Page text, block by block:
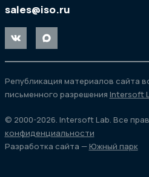
sales@iso.ru
Републикация материалов сайта
письменного разрешения Intersoft
© 2000-2026. Intersoft Lab. Все
конфиденциальности
Разработка сайта —Южный парк